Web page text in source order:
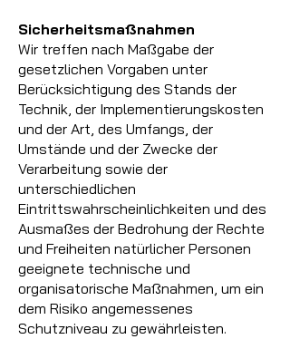
Sicherheitsmaßnahmen
Wir treffen nach Maßgabe der
gesetzlichen Vorgaben unter
Berücksichtigung des Stands der
Technik, der Implementierungskosten
und der Art, des Umfangs, der
Umstände und der Zwecke der
Verarbeitung sowie der
unterschiedlichen
Eintrittswahrscheinlichkeiten und des
Ausmaßes der Bedrohung der Rechte
und Freiheiten natürlicher Personen
geeignete technische und
organisatorische Maßnahmen, um ein
dem Risiko angemessenes
Schutzniveau zu gewährleisten.